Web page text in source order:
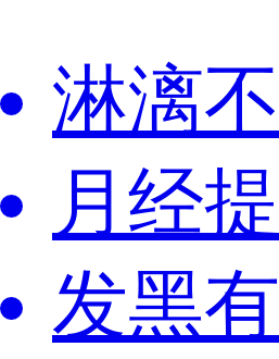
淋漓
月经
发黑